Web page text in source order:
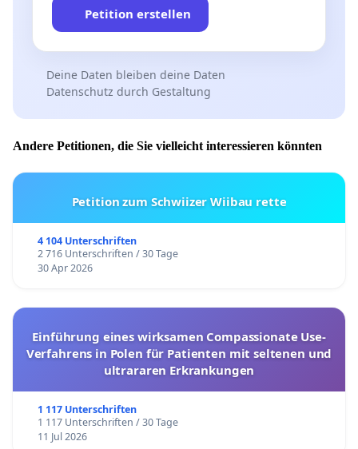
Petition erstellen
Deine Daten bleiben deine Daten
Datenschutz durch Gestaltung
Andere Petitionen, die Sie vielleicht interessieren könnten
Petition zum Schwiizer Wiibau rette
4 104 Unterschriften
2 716 Unterschriften / 30 Tage
30 Apr 2026
Einführung eines wirksamen Compassionate Use-
Verfahrens in Polen für Patienten mit seltenen und
ultrararen Erkrankungen
1 117 Unterschriften
1 117 Unterschriften / 30 Tage
11 Jul 2026